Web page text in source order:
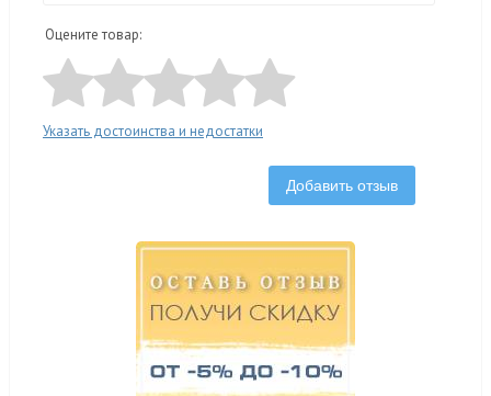
Оцените товар:
Указать достоинства и недостатки
Добавить отзыв